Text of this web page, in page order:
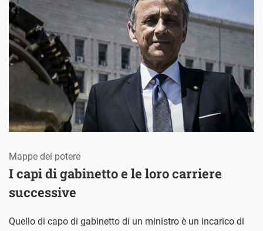
I capi di gabinetto e le loro carriere
successive
Mappe del potere
Quello di capo di gabinetto di un ministro è un incarico di